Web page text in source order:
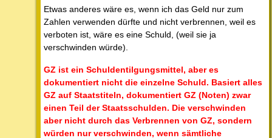
Etwas anderes wäre es, wenn ich das Geld nur zum
Zahlen verwenden dürfte und nicht verbrennen, weil es
verboten ist, wäre es eine Schuld, (weil sie ja
verschwinden würde).
GZ ist ein Schuldentilgungsmittel, aber es
dokumentiert nicht die einzelne Schuld. Basiert alles
GZ auf Staatstiteln, dokumentiert GZ (Noten) zwar
einen Teil der Staatsschulden. Die verschwinden
aber nicht durch das Verbrennen von GZ, sondern
würden nur verschwinden, wenn sämtliche